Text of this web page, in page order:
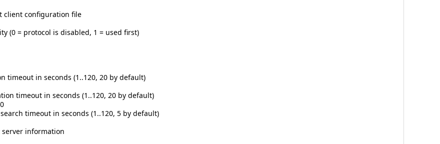
client configuration file
(0 = protocol is disabled, 1 = used first)
timeout in seconds (1..120, 20 by default)
timeout in seconds (1..120, 20 by default)
timeout in seconds (1..120, 5 by default)
server information